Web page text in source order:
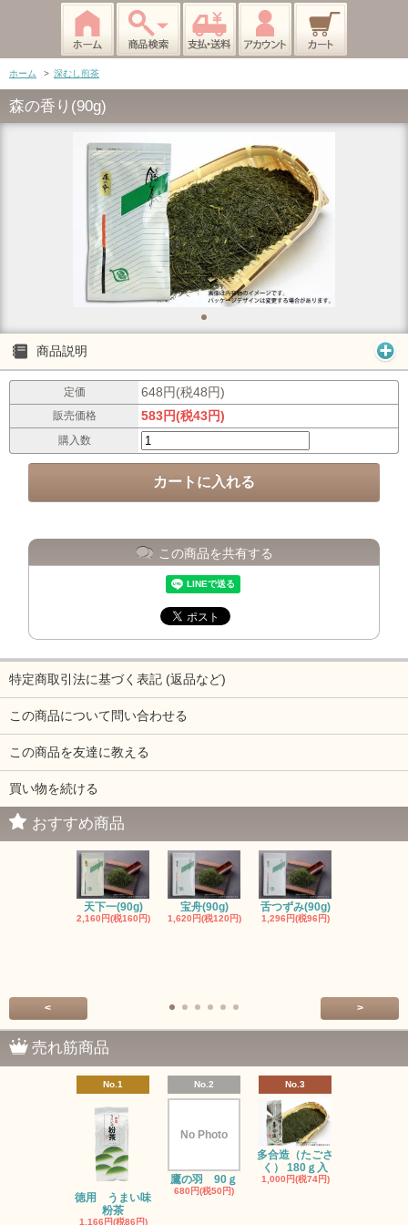
ホーム > 深むし煎茶
森の香り(90g)
商品説明
定価 648円(税48円)
販売価格 583円(税43円)
購入数
この商品を共有する
特定商取引法に基づく表記 (返品など)
この商品について問い合わせる
この商品を友達に教える
買い物を続ける
おすすめ商品
天下一(90g)
2,160円(税160円)
宝舟(90g)
1,620円(税120円)
舌つずみ(90g)
1,296円(税96円)
< >
売れ筋商品
No.1
徳用 うまい味
粉茶
1,166円(税86円)
No.2
No Photo
鷹の羽 90ｇ
680円(税50円)
No.3
多合造（たごさ
く） 180ｇ入
1,000円(税74円)